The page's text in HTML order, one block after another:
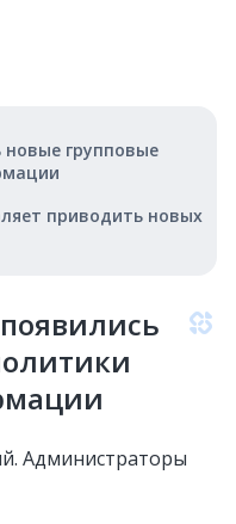
новые групповые
приводить новых
Администраторы